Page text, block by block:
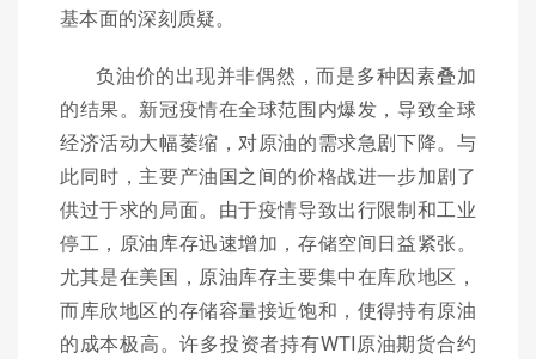
基本面的深刻质疑。
负油价的出现并非偶然，而是多种因素叠加
的结果。新冠疫情在全球范围内爆发，导致全球
经济活动大幅萎缩，对原油的需求急剧下降。与
此同时，主要产油国之间的价格战进一步加剧了
供过于求的局面。由于疫情导致出行限制和工业
停工，原油库存迅速增加，存储空间日益紧张。
尤其是在美国，原油库存主要集中在库欣地区，
而库欣地区的存储容量接近饱和，使得持有原油
的成本极高。许多投资者持有WTI原油期货合约